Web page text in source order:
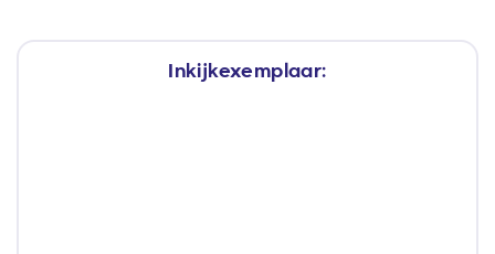
Inkijkexemplaar: